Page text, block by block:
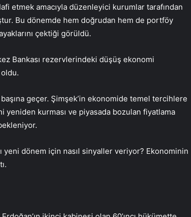
etmek amacıyla düzenleyici kurumlar tarafından
Bu dönemde hem doğrudan hem de portföy
ayaklarını çektiği görüldü.
Bankası rezervlerindeki düşüş ekonomi
geçer. Şimşek’in ekonomide temel tercihlere
yeniden kurması ve piyasada bozulan fiyatlama
dönem için nasıl sinyaller veriyor? Ekonominin